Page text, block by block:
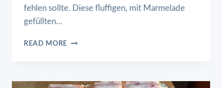
fehlen sollte. Diese fluffigen, mit Marmelade
gefüllten…
READ MORE OFENKRAPFEN